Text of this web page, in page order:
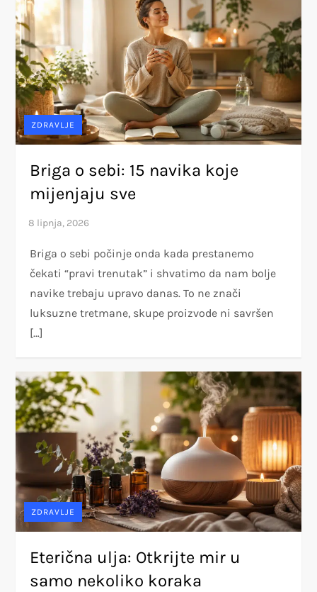
ZDRAVLJE
Briga o sebi: 15 navika koje
mijenjaju sve
Briga o sebi počinje onda kada prestanemo
čekati “pravi trenutak” i shvatimo da nam bolje
navike trebaju upravo danas. To ne znači
luksuzne tretmane, skupe proizvode ni savršen
[…]
ZDRAVLJE
Eterična ulja: Otkrijte mir u
samo nekoliko koraka